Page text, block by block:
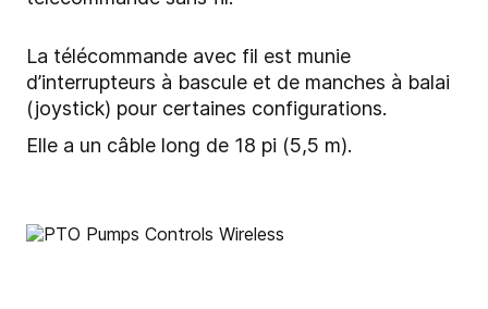
La télécommande avec fil est munie
d’interrupteurs à bascule et de manches à balai
(joystick) pour certaines configurations.
Elle a un câble long de 18 pi (5,5 m).